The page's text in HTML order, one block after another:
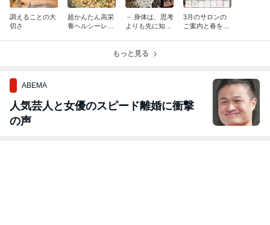
調えることの大
切さ
超かんたん高栄
養ヘルシーレシ
－ 身体は、思考
よりも先に知っ
3月のサロンの
ご案内と春を迎
もっと見る
ABEMA
人気芸人と女優のスピード離婚に衝撃
の声